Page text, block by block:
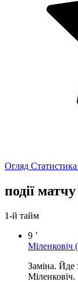
Огляд Статистика
події матчу
1-й тайм
9 ’
Міленковіч
Заміна. Йде
Міленковіч.